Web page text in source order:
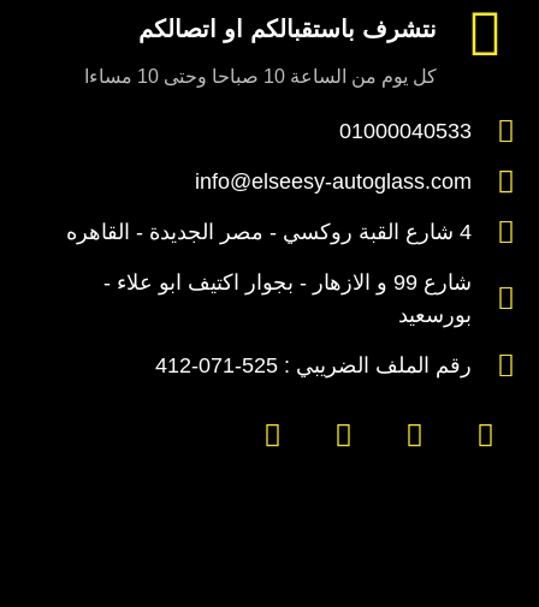
نتشرف باستقبالكم او اتصالكم
كل يوم من الساعة 10 صباحا وحتى 10 مساءا
01000040533
info@elseesy-autoglass.com
4 شارع القبة روكسي - مصر الجديدة - القاهره
شارع 99 و الازهار - بجوار اكتيف ابو علاء -
بورسعيد
رقم الملف الضريبي : 525-071-412